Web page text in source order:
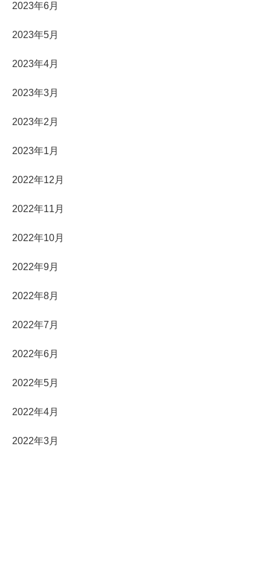
2023年6月
2023年5月
2023年4月
2023年3月
2023年2月
2023年1月
2022年12月
2022年11月
2022年10月
2022年9月
2022年8月
2022年7月
2022年6月
2022年5月
2022年4月
2022年3月